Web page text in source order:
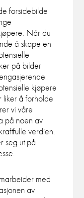
forsidebilde
Når du
å skape en
på bilder
kjøpere
liker å forholde
vi våre
på noen av
verdien.
seg ut på
med
av